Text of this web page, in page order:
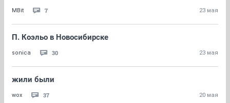
MBit 7 23 мая
П. Коэльо в Новосибирске
sonica 30 23 мая
жили были
wox 37 20 мая